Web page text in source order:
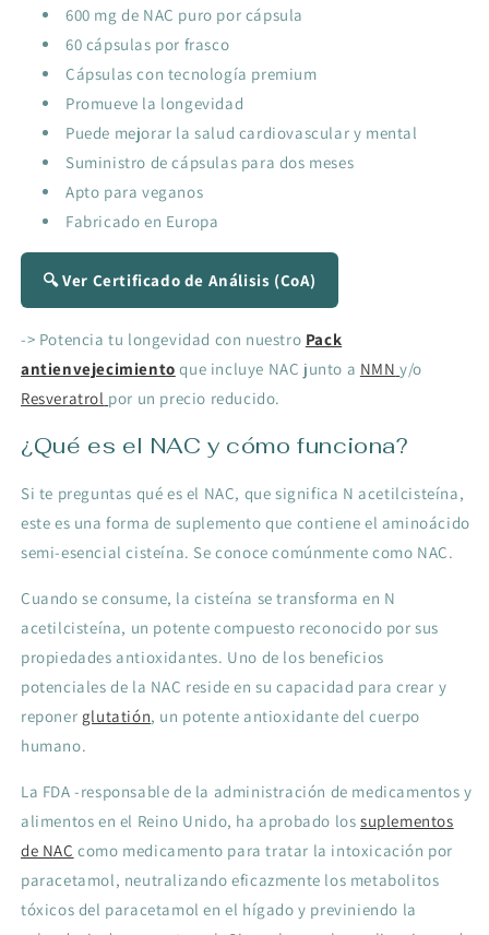
600 mg de NAC puro por cápsula
60 cápsulas por frasco
Cápsulas con tecnología premium
Promueve la longevidad
Puede mejorar la salud cardiovascular y mental
Suministro de cápsulas para dos meses
Apto para veganos
Fabricado en Europa
🔍 Ver Certificado de Análisis (CoA)
-> Potencia tu longevidad con nuestro Pack
antienvejecimiento que incluye NAC junto a NMN y/o
Resveratrol por un precio reducido.
¿Qué es el NAC y cómo funciona?
Si te preguntas qué es el NAC, que significa N acetilcisteína,
este es una forma de suplemento que contiene el aminoácido
semi-esencial cisteína. Se conoce comúnmente como NAC.
Cuando se consume, la cisteína se transforma en N
acetilcisteína, un potente compuesto reconocido por sus
propiedades antioxidantes. Uno de los beneficios
potenciales de la NAC reside en su capacidad para crear y
reponer glutatión, un potente antioxidante del cuerpo
humano.
La FDA -responsable de la administración de medicamentos y
alimentos en el Reino Unido, ha aprobado lossuplementos
de NAC como medicamento para tratar la intoxicación por
paracetamol, neutralizando eficazmente los metabolitos
tóxicos del paracetamol en el hígado y previniendo la